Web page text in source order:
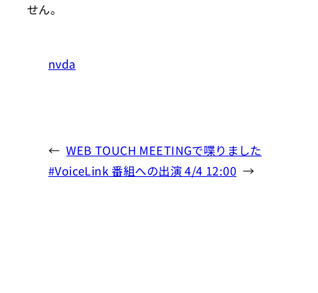
せん。
nvda
← WEB TOUCH MEETINGで喋りました
#VoiceLink 番組への出演 4/4 12:00 →